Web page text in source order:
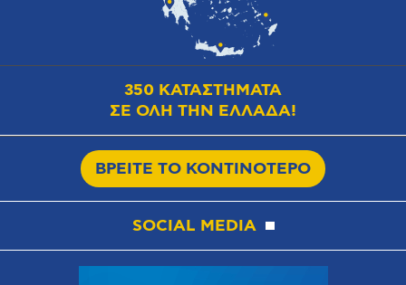
350 ΚΑΤΑΣΤΗΜΑΤΑ
ΣΕ ΟΛΗ ΤΗΝ ΕΛΛΑΔΑ!
ΒΡΕΙΤΕ ΤΟ ΚΟΝΤΙΝΟΤΕΡΟ
SOCIAL MEDIA